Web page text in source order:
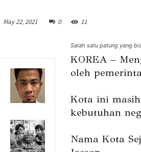
May 22, 2021 0 11
Salah satu patung yang
KOREA –
oleh
Kota ini
kebutuhan
Nama Kota